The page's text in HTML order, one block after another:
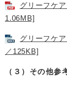
グリーフケ
1.06MB]
グリーフケ
／125KB]
（３）その他参